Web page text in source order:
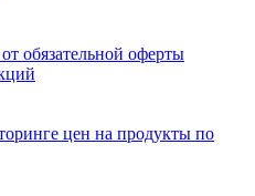
обязательной оферты
цен на продукты по